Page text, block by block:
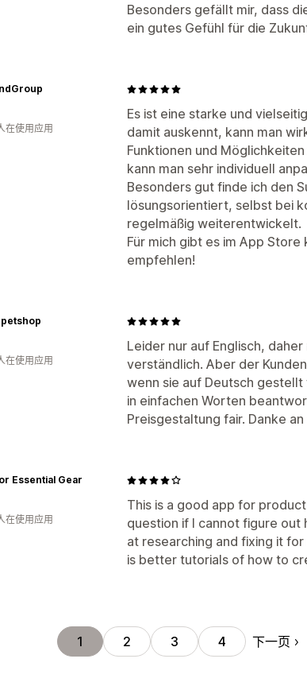
Besonders gefällt mir, dass
ein gutes Gefühl für die
Es ist eine starke und
damit auskennt, kann man
Funktionen und
kann man sehr individuell
Besonders gut finde ich den
lösungsorientiert, selbst bei
regelmäßig weiterentwickelt.
Für mich gibt es im App
empfehlen!
在使用应用
Leider nur auf Englisch,
verständlich. Aber der
wenn sie auf Deutsch
in einfachen Worten
Preisgestaltung fair. Danke
在使用应用
This is a good app for
question if I cannot figure
at researching and fixing it
is better tutorials of how to
Essential Gear
在使用应用
1 2 3 4 下一页